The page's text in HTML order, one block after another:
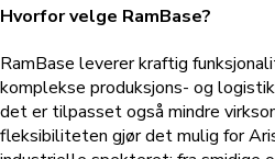
Hvorfor velge RamBase?
RamBase leverer kraftig
komplekse produksjons- og
det er tilpasset også mindre
fleksibiliteten gjør det mulig for